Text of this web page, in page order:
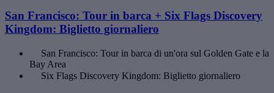
San Francisco: Tour in barca + Six Flags Discovery
Kingdom: Biglietto giornaliero
San Francisco: Tour in barca di un'ora sul Golden Gate e la
Bay Area
Six Flags Discovery Kingdom: Biglietto giornaliero